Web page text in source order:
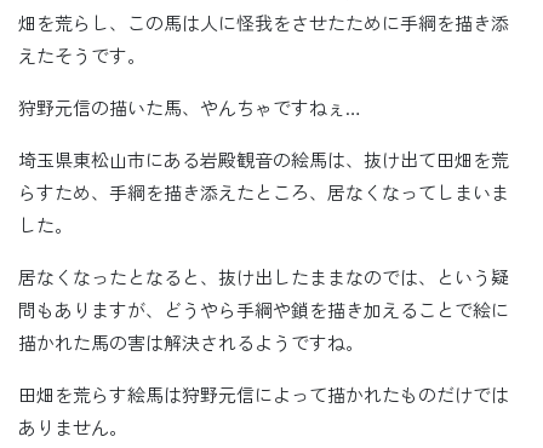
畑を荒らし、この馬は人に怪我をさせたために手綱を描き添
えたそうです。
狩野元信の描いた馬、やんちゃですねぇ…
埼玉県東松山市にある岩殿観音の絵馬は、抜け出て田畑を荒
らすため、手綱を描き添えたところ、居なくなってしまいま
した。
居なくなったとなると、抜け出したままなのでは、という疑
問もありますが、どうやら手綱や鎖を描き加えることで絵に
描かれた馬の害は解決されるようですね。
田畑を荒らす絵馬は狩野元信によって描かれたものだけでは
ありません。